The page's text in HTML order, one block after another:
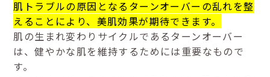
肌トラブルの原因となるターンオーバーの乱れを整
えることにより、美肌効果が期待できます。
肌の生まれ変わりサイクルであるターンオーバー
は、健やかな肌を維持するためには重要なもので
す。